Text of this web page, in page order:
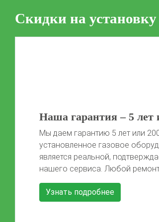
Скидки на установку
50 литров газа в
Автомобиль той марки, фото
сайте, получает 50 литров
Автомобиль должен быть
красивые фото) Акция
Узнать подробнее
Previous